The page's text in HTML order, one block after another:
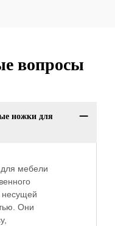
вопросы
ножки для
мебели
несущей
Они